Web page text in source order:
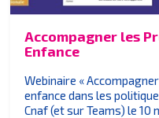
Accompagner les
Enfance
Webinaire «
enfance dans les
Cnaf (et sur Teams) le 10